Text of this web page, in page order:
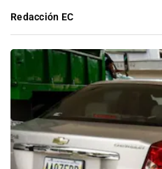
Redacción EC